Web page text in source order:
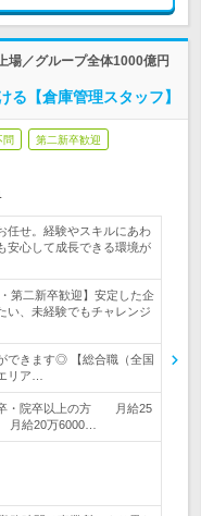
場／グループ全体1000億円
る【倉庫管理スタッフ】
問 第二新卒歓迎
任せ。経験やスキルにあわ
安心して成長できる環境が
第二新卒歓迎】安定した企
い、未経験でもチャレンジ
できます◎ 【総合職（全国
リア…
卒・院卒以上の方 月給25
給20万6000…